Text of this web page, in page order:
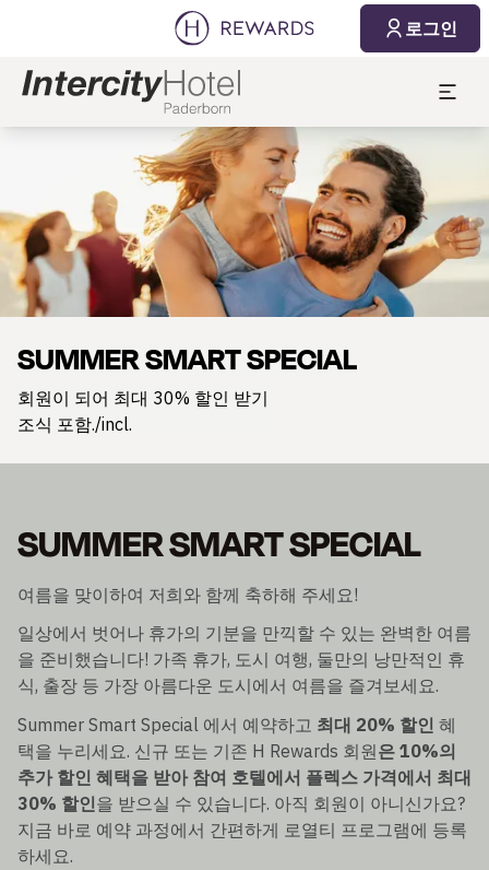
로그인
SUMMER SMART SPECIAL
회원이 되어 최대 30% 할인 받기
조식 포함./incl.
SUMMER SMART SPECIAL
여름을 맞이하여 저희와 함께 축하해 주세요!
일상에서 벗어나 휴가의 기분을 만끽할 수 있는 완벽한 여름
을 준비했습니다! 가족 휴가, 도시 여행, 둘만의 낭만적인 휴
식, 출장 등 가장 아름다운 도시에서 여름을 즐겨보세요.
Summer Smart Special 에서 예약하고 최대 20% 할인 혜
택을 누리세요. 신규 또는 기존 H Rewards 회원은 10%의
추가 할인 혜택을 받아 참여 호텔에서 플렉스 가격에서 최대
30% 할인을 받으실 수 있습니다. 아직 회원이 아니신가요?
지금 바로 예약 과정에서 간편하게 로열티 프로그램에 등록
하세요.